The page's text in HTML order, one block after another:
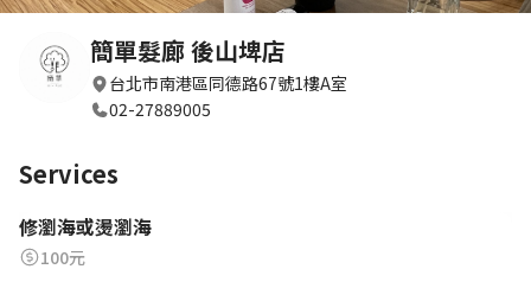
簡單髮廊 後山埤店
台北市南港區同德路67號1樓A室
02-27889005
Services
修瀏海或燙瀏海
100元